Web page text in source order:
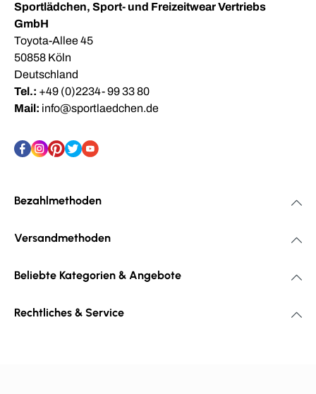
Sportlädchen, Sport- und Freizeitwear Vertriebs
GmbH
Toyota-Allee 45
50858 Köln
Deutschland
Tel.: +49 (0)2234- 99 33 80
Mail: info@sportlaedchen.de
Bezahlmethoden
Versandmethoden
Beliebte Kategorien & Angebote
Rechtliches & Service